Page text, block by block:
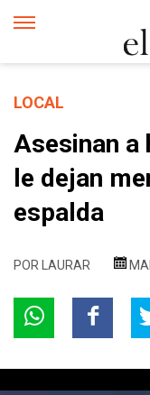
LOCAL
Asesinan a
le dejan
espalda
POR LAURAR